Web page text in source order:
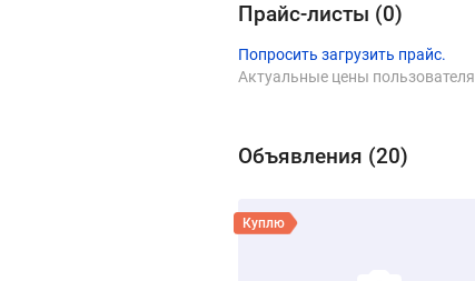
Прайс-листы (0)
Попросить загрузить прайс.
Актуальные цены
Объявления (20)
Виды продукции
Смотреть объявление
Куплю